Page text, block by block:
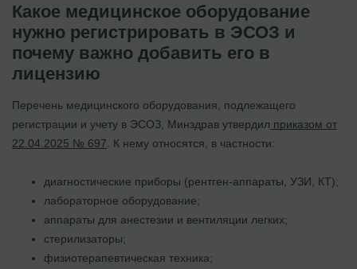
Какое медицинское оборудование
нужно регистрировать в ЭСОЗ и
почему важно добавить его в
лицензию
Перечень медицинского оборудования, подлежащего
регистрации и учету в ЭСОЗ, Минздрав утвердил приказом от
22.04.2025 № 697 . К нему относятся, в частности:
диагностические приборы (рентген-аппараты, УЗИ, КТ);
лабораторное оборудование;
аппараты для анестезии и вентиляции легких;
стерилизаторы;
физиотерапевтическая техника;